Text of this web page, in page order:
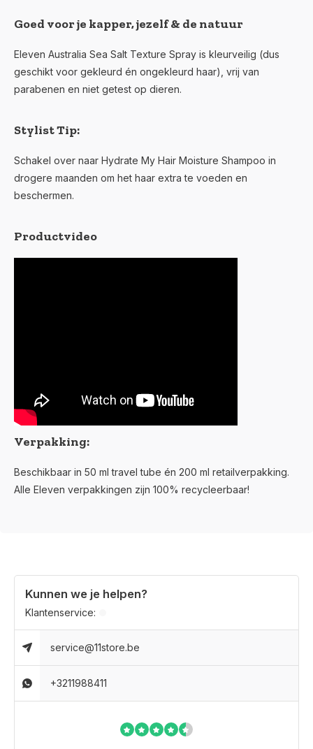
Goed voor je kapper, jezelf & de natuur
Eleven Australia Sea Salt Texture Spray is kleurveilig (dus
geschikt voor gekleurd én ongekleurd haar), vrij van
parabenen en niet getest op dieren.
Stylist Tip:
Schakel over naar Hydrate My Hair Moisture Shampoo in
drogere maanden om het haar extra te voeden en
beschermen.
Productvideo
Verpakking:
Beschikbaar in 50 ml travel tube én 200 ml retailverpakking.
Alle Eleven verpakkingen zijn 100% recycleerbaar!
Kunnen we je helpen?
Klantenservice:
service@11store.be
+3211988411